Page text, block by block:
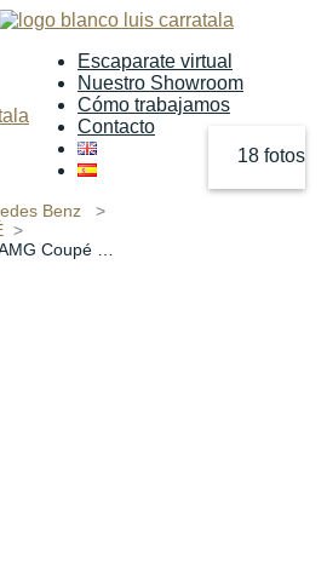
Escaparate virtual
Nuestro Showroom
Cómo trabajamos
Contacto
18 fotos
Benz